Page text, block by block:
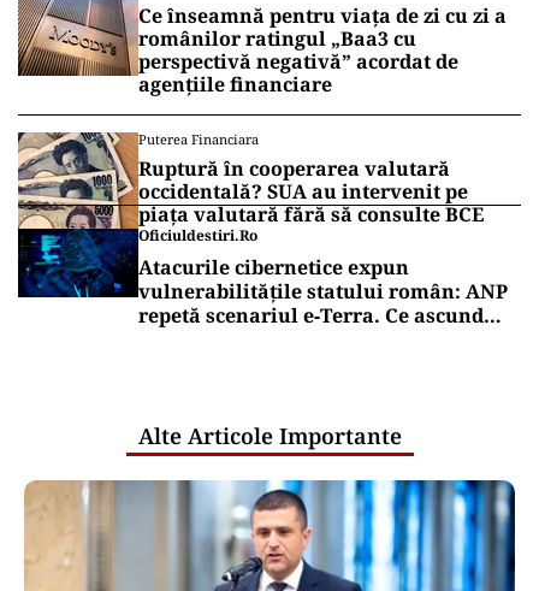
Ce înseamnă pentru viața de zi cu zi a
românilor ratingul „Baa3 cu
perspectivă negativă” acordat de
agențiile financiare
Puterea Financiara
Ruptură în cooperarea valutară
occidentală? SUA au intervenit pe
piața valutară fără să consulte BCE
Oficiuldestiri.ro
Atacurile cibernetice expun
vulnerabilitățile statului român: ANP
repetă scenariul e‑Terra. Ce ascund
Alte Articole Importante